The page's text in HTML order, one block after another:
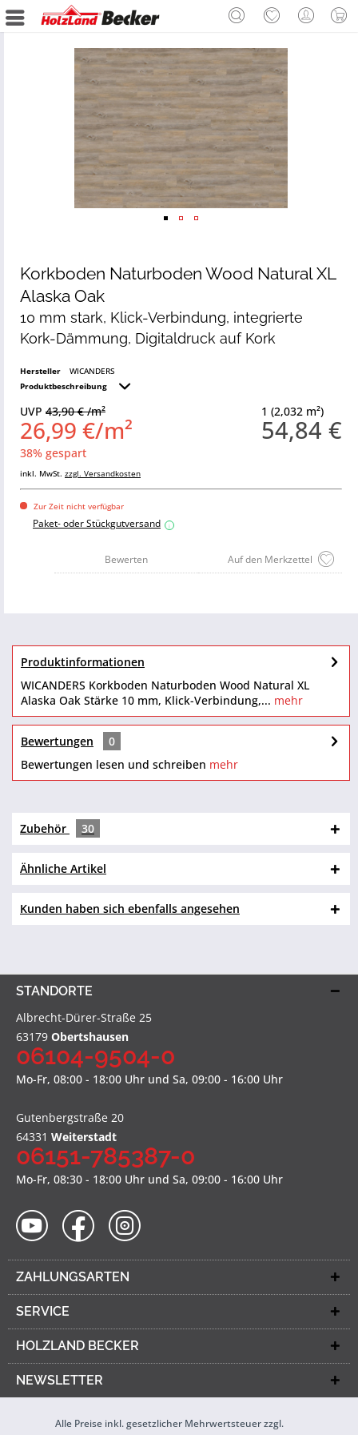
Korkboden Naturboden Wood Natural XL
Alaska Oak
10 mm stark, Klick-Verbindung, integrierte
Kork-Dämmung, Digitaldruck auf Kork
Hersteller
WICANDERS
Produktbeschreibung
1 (2,032 m²)
54,84 €
UVP 43,90 € /m²
26,99 €/m²
38% gespart
inkl. MwSt. zzgl. Versandkosten
Zur Zeit nicht verfügbar
Paket- oder Stückgutversand i
Auf den Merkzettel
Bewerten
Produktinformationen
WICANDERS Korkboden Naturboden Wood Natural XL
Alaska Oak Stärke 10 mm, Klick-Verbindung,... mehr
Bewertungen
0
Bewertungen lesen und schreiben mehr
Zubehör 30
Ähnliche Artikel
Kunden haben sich ebenfalls angesehen
STANDORTE
Albrecht-Dürer-Straße 25
63179 Obertshausen
06104-9504-0
Mo-Fr, 08:00 - 18:00 Uhr und Sa, 09:00 - 16:00 Uhr
Gutenbergstraße 20
64331 Weiterstadt
06151-785387-0
Mo-Fr, 08:30 - 18:00 Uhr und Sa, 09:00 - 16:00 Uhr
ZAHLUNGSARTEN
SERVICE
HOLZLAND BECKER
NEWSLETTER
Alle Preise inkl. gesetzlicher Mehrwertsteuer zzgl.